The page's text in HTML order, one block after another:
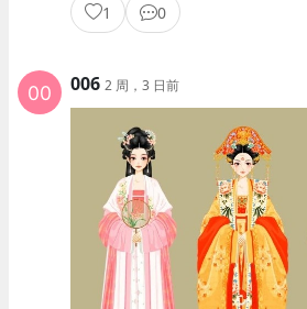
1 0
006 2 周，3 日前